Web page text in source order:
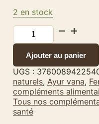
2 en stock
quantité
de
–
Ayur-
vana
–
120
Ajouter au panier
UGS :
naturels, Ayur vana,
compléments
Tous nos
santé